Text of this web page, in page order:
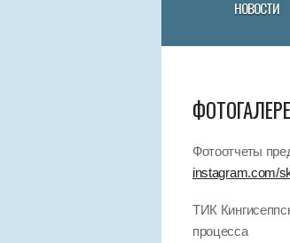
НОВОСТИ
Фотоотчеты
instagram.com/
ТИК
процесса